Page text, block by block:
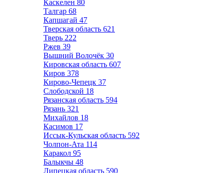
Каскелен 80
Талгар 68
Капшагай 47
Тверская область 621
Тверь 222
Ржев 39
Вышний Волочёк 30
Кировская область 607
Киров 378
Кирово-Чепецк 37
Слободской 18
Рязанская область 594
Рязань 321
Михайлов 18
Касимов 17
Иссык-Кульская область 592
Чолпон-Ата 114
Каракол 95
Балыкчы 48
Липецкая область 590